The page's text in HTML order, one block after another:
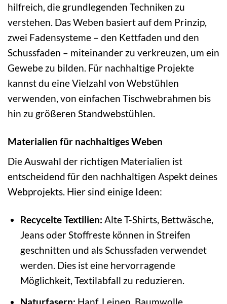
hilfreich, die grundlegenden Techniken zu
verstehen. Das Weben basiert auf dem Prinzip,
zwei Fadensysteme – den Kettfaden und den
Schussfaden – miteinander zu verkreuzen, um ein
Gewebe zu bilden. Für nachhaltige Projekte
kannst du eine Vielzahl von Webstühlen
verwenden, von einfachen Tischwebrahmen bis
hin zu größeren Standwebstühlen.
Materialien für nachhaltiges Weben
Die Auswahl der richtigen Materialien ist
entscheidend für den nachhaltigen Aspekt deines
Webprojekts. Hier sind einige Ideen:
Recycelte Textilien: Alte T-Shirts, Bettwäsche,
Jeans oder Stoffreste können in Streifen
geschnitten und als Schussfaden verwendet
werden. Dies ist eine hervorragende
Möglichkeit, Textilabfall zu reduzieren.
Naturfasern: Hanf, Leinen, Baumwolle